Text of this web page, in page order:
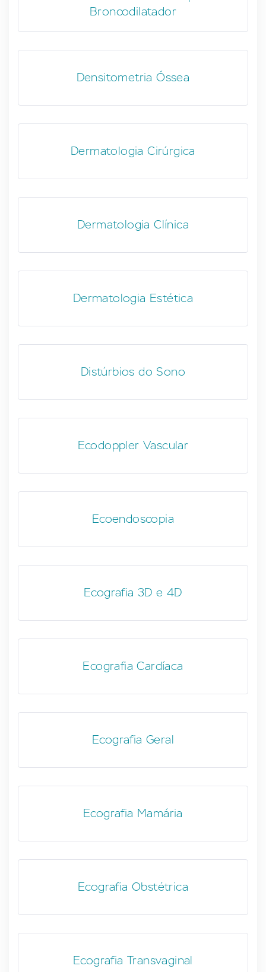
Broncodilatador
Densitometria Óssea
Dermatologia Cirúrgica
Dermatologia Clínica
Dermatologia Estética
Distúrbios do Sono
Ecodoppler Vascular
Ecoendoscopia
Ecografia 3D e 4D
Ecografia Cardíaca
Ecografia Geral
Ecografia Mamária
Ecografia Obstétrica
Ecografia Transvaginal